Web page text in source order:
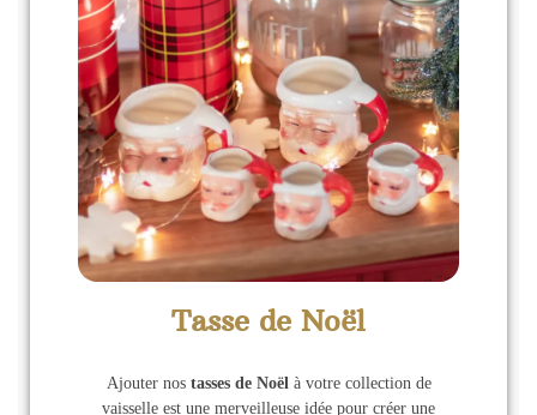
Tasse de Noël
Ajouter nos tasses de Noël à votre collection de
vaisselle est une merveilleuse idée pour créer une